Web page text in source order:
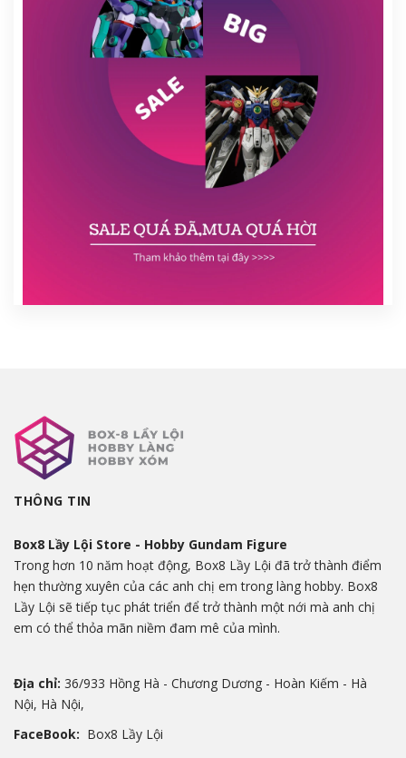
THÔNG TIN
Box8 Lầy Lội Store - Hobby Gundam Figure
Trong hơn 10 năm hoạt động, Box8 Lầy Lội đã trở thành điểm
hẹn thường xuyên của các anh chị em trong làng hobby. Box8
Lầy Lội sẽ tiếp tục phát triển để trở thành một nới mà anh chị
em có thể thỏa mãn niềm đam mê của mình.
Địa chỉ: 36/933 Hồng Hà - Chương Dương - Hoàn Kiếm - Hà
Nội, Hà Nội,
FaceBook: Box8 Lầy Lội